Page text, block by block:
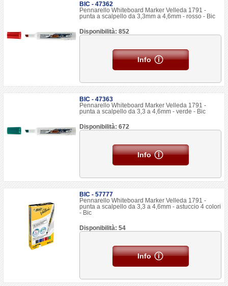
BIC - 47362
Pennarello Whiteboard Marker Velleda 1791 -
punta a scalpello da 3,3mm a 4,6mm - rosso - Bic
Disponibilità: 852
Info
BIC - 47363
Pennarello Whiteboard Marker Velleda 1791 -
punta a scalpello da 3,3 a 4,6mm - verde - Bic
Disponibilità: 672
Info
BIC - 57777
Pennarello Whiteboard Marker Velleda 1791 -
punta a scalpello da 3,3 a 4,6mm - astuccio 4 colori
- Bic
Disponibilità: 54
Info